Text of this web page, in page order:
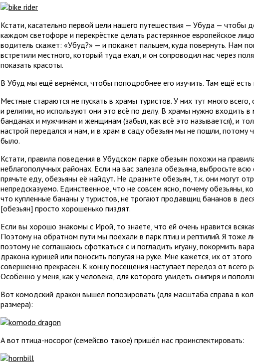
Кстати, касательно первой цели нашего путешествия — Убуда — чтобы
каждом светофоре и перекрёстке делать растерянное европейское
водитель скажет: «Убуд?» — и покажет пальцем, куда повернуть. Нам
встретили местного, который туда ехал, и он сопроводил нас через
показать красоты.
В Убуд мы ещё вернёмся, чтобы поподробнее его изучить. Там ещё
Местные стараются не пускать в храмы туристов. У них тут много
и религии, но используют они это всё по делу. В храмы нужно входить
банданах и мужчинам и женщинам (забыл, как всё это называется), и
настрой передался и нам, и в храм в саду обезьян мы не пошли, потому
было.
Кстати, правила поведения в Убудском парке обезьян похожи на
неблагополучных районах. Если на вас залезла обезьяна, выбросьте
прячьте еду, обезьяны её найдут. Не дразните обезьян, т.к. они могут
непредсказуемо. Единственное, что не совсем ясно, почему обезьяны,
что купленные бананы у туристов, не трогают продавщиц бананов в
[обезьян] просто хорошенько пиздят.
Если вы хорошо знакомы с Ирой, то знаете, что ей очень нравится
Поэтому на обратном пути мы поехали в парк птиц и рептилий. Я тоже
поэтому не соглашаюсь сфоткаться с и погладить игуану, покормить
дракона курицей или поносить попугая на руке. Мне кажется, их от
совершенно прекрасен. К концу посещения наступает передоз от всего
Особенно у меня, как у человека, для которого увидеть снигиря и
Вот комодский дракон вышел попозировать (для масштаба справа в
размера):
А вот птица-носорог (семейсво такое) пришёл нас проинспектировать: